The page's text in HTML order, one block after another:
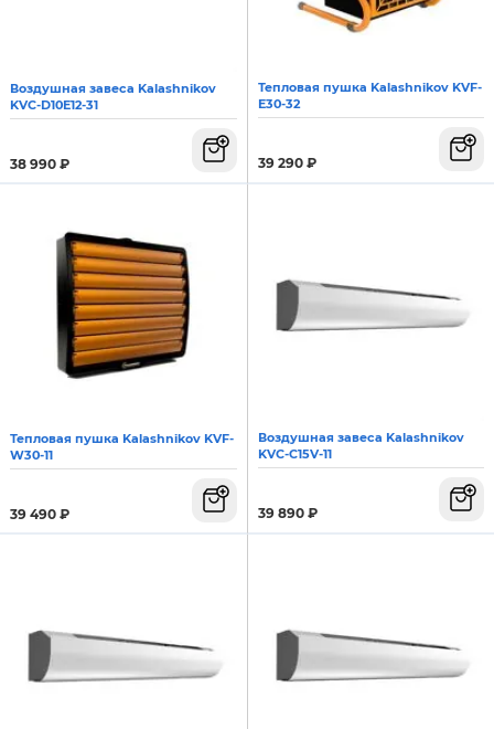
Воздушная завеса Kalashnikov
KVC-D10E12-31
38 990 ₽
Тепловая пушка Kalashnikov KVF-
E30-32
39 290 ₽
Тепловая пушка Kalashnikov KVF-
W30-11
39 490 ₽
Воздушная завеса Kalashnikov
KVС-C15V-11
39 890 ₽